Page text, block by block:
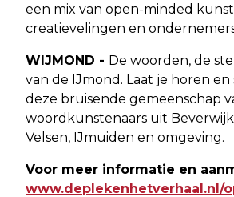
een mix van open-minded
creatievelingen en
WIJMOND - De woorden, de
van de IJmond. Laat je horen en
deze bruisende gemeenschap
woordkunstenaars uit
Velsen, IJmuiden en omgeving.
Voor meer informatie en
www.deplekenhetverhaal.nl/